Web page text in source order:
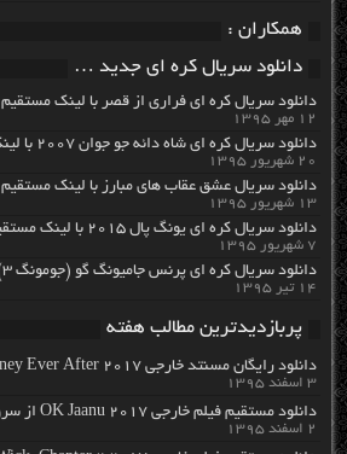
همکاران :
دانلود سریال کره ای جدید …
دانلود سریال کره ای فراری از قصر با لینک مستقیم
۱۲ مهر ۱۳۹۵
دانلود سریال کره ای شاه دائه جو جوان ۲۰۰۷ با لینک مستقیم
۲۰ شهریور ۱۳۹۵
دانلود سریال عشق عقاب های مبارز با لینک مستقیم
۱۳ شهریور ۱۳۹۵
دانلود سریال کره ای یونگ پال ۲۰۱۵ با لینک مستقیم
۷ شهریور ۱۳۹۵
دانلود سریال کره ای پرنس جامیونگ گو (جومونگ ۳) با لینک مستقیم
۱۴ تیر ۱۳۹۵
پربازدیدترین مطالب هفته
دانلود رایگان مسنتد خارجی Britney Ever After 2017 با لینک مستقیم
۳ اسفند ۱۳۹۵
دانلود مستقیم فیلم خارجی OK Jaanu 2017 از سرور سایت
۲ اسفند ۱۳۹۵